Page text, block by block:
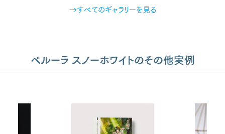
→すべてのギャラリーを見る
ペルーラ スノーホワイトのその他実例